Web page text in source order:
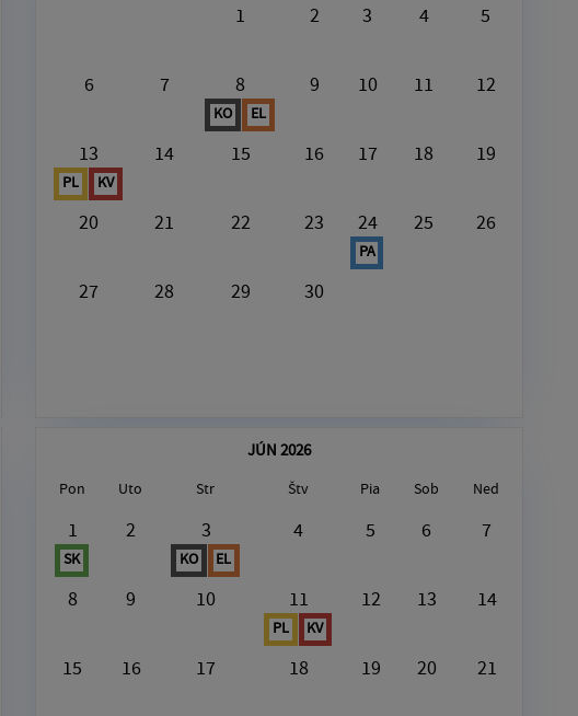
1 2 3 4 5
6 7 8
KO EL
9 10 11 12
13
PL KV
14 15 16 17 18 19
20 21 22 23 24
PA
25 26
27 28 29 30
JÚN 2026
Pon Uto Str Štv Pia Sob Ned
1
SK
2 3
KO EL
4 5 6 7
8 9 10 11
PL KV
12 13 14
15 16 17 18 19 20 21
V tento deň nie je nič naplánované